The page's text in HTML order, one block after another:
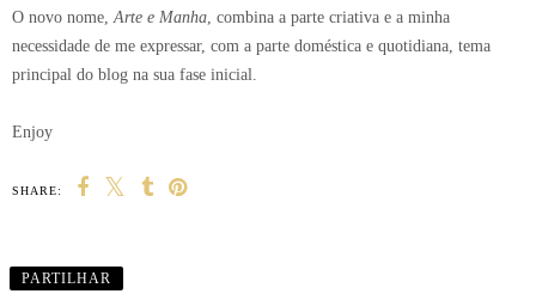
O novo nome, Arte e Manha , combina a parte criativa e a minha
necessidade de me expressar, com a parte doméstica e quotidiana, tema
principal do blog na sua fase inicial.
Enjoy
SHARE:
PARTILHAR